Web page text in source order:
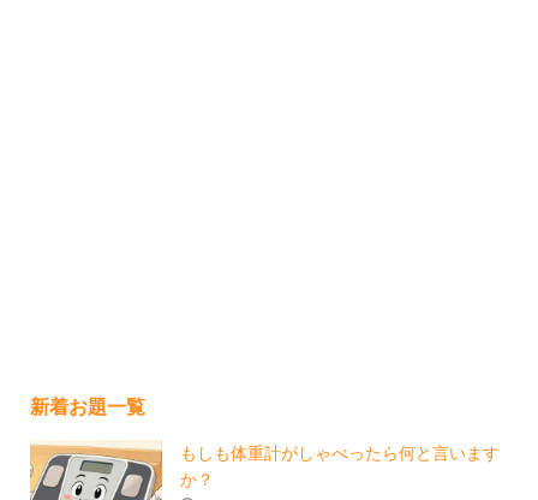
新着お題一覧
もしも体重計がしゃべったら何と言います
か？